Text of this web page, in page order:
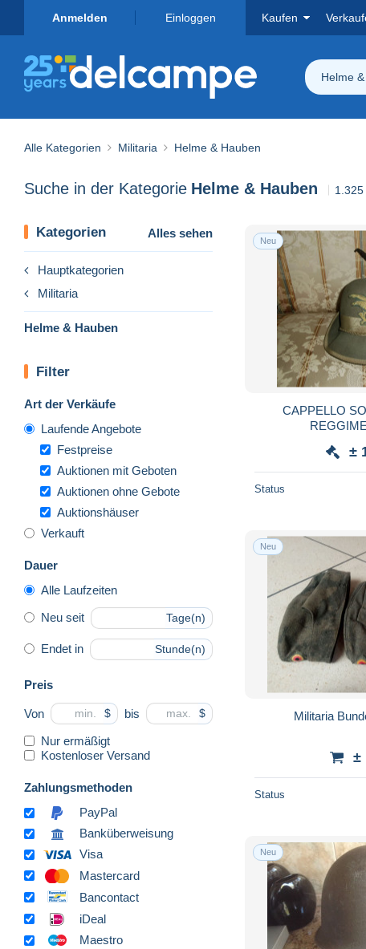
Anmelden Einloggen Kaufen
Helme
Alle Kategorien Militaria Helme & Hauben
Suche in der Kategorie Helme & Hauben
Kategorien Alles sehen
Hauptkategorien
Militaria
Helme & Hauben
Filter
Art der Verkäufe
Laufende Angebote
Festpreise
Auktionen mit Geboten
Auktionen ohne Gebote
Auktionshäuser
Verkauft
Dauer
Alle Laufzeiten
Neu seit Tage(n)
Endet in Stunde(n)
Preis
Von $ bis $
Nur ermäßigt
Kostenloser Versand
Zahlungsmethoden
PayPal
Banküberweisung
Visa
Mastercard
Bancontact
iDeal
Maestro
Neu
CAPPELLO
±
Status
Neu
Militaria
±
Status
Neu